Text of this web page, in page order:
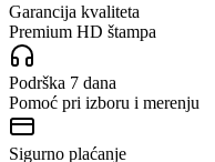
Garancija kvaliteta
Premium HD štampa
Podrška 7 dana
Pomoć pri izboru i merenju
Sigurno plaćanje